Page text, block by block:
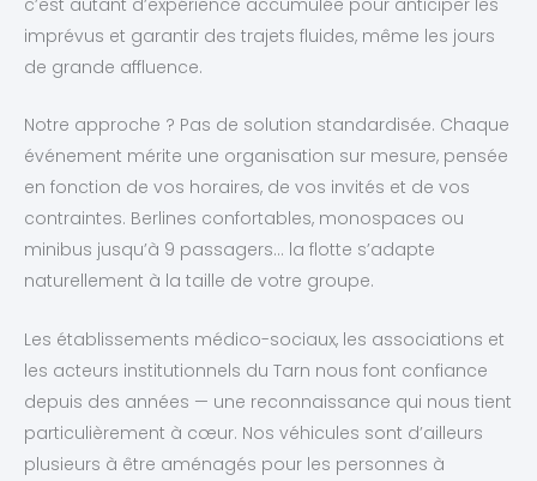
imprévus et garantir des trajets fluides, même les jours
de grande affluence.
Notre approche ? Pas de solution standardisée. Chaque
événement mérite une organisation sur mesure, pensée
en fonction de vos horaires, de vos invités et de vos
contraintes. Berlines confortables, monospaces ou
minibus jusqu’à 9 passagers… la flotte s’adapte
naturellement à la taille de votre groupe.
Les établissements médico-sociaux, les associations et
les acteurs institutionnels du Tarn nous font confiance
depuis des années — une reconnaissance qui nous tient
particulièrement à cœur. Nos véhicules sont d’ailleurs
plusieurs à être aménagés pour les personnes à